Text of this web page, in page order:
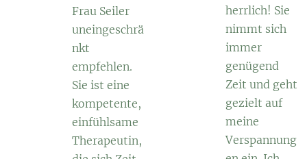
Frau Seiler
uneingeschrä
nkt
empfehlen.
Sie ist eine
kompetente,
einfühlsame
Therapeutin,
herrlich! Sie
nimmt sich
immer
genügend
Zeit und geht
gezielt auf
meine
Verspannung